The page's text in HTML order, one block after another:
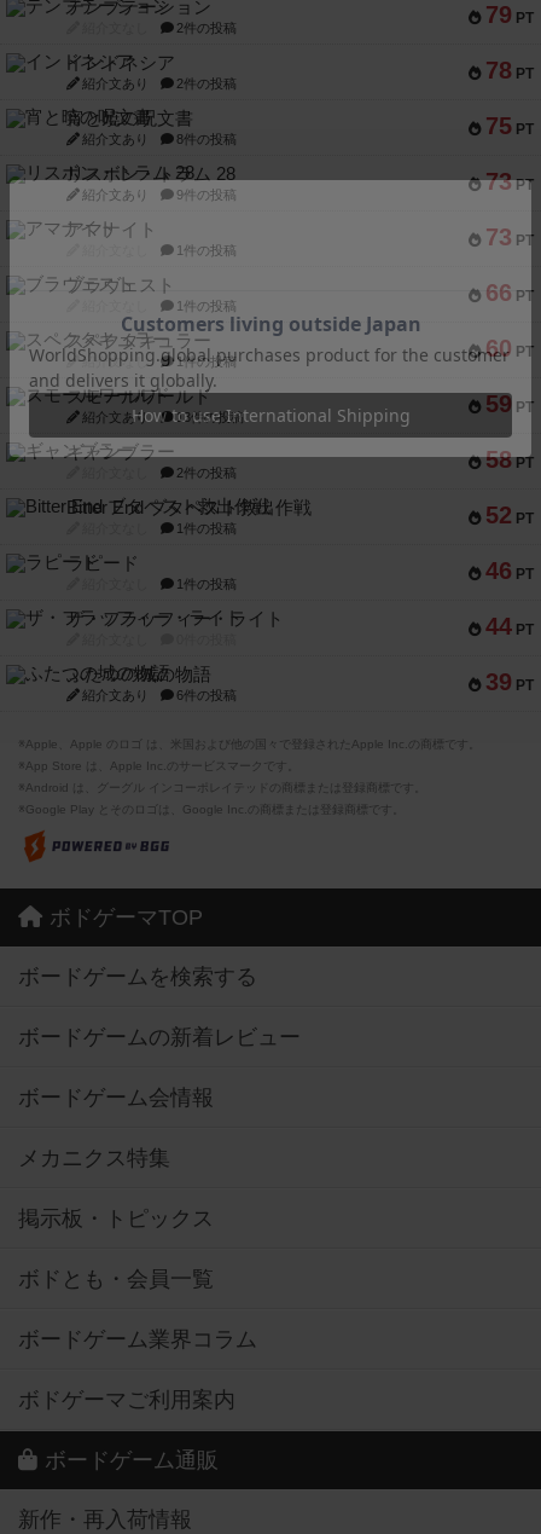
79 PT
テンプテーション
2件の投稿
78 PT
インドネシア
紹介文あり 2件の投稿
75 PT
宵と暁の呪文書
紹介文あり 8件の投稿
73 PT
リスボン・トラム 28
紹介文あり 9件の投稿
73 PT
アマナイト
1件の投稿
66 PT
ブラヴェスト
1件の投稿
60 PT
スペクタキュラー
紹介文なし 1件の投稿
59 PT
スモールワールド
紹介文あり 13件の投稿
58 PT
ギャンブラー
2件の投稿
52 PT
Bitter End ブタペスト救出作戦
1件の投稿
46 PT
ラピード
1件の投稿
44 PT
ザ・フラッフィー・ライト
39 PT
ふたつの城の物語
紹介文あり 6件の投稿
※Apple、Apple のロゴ は、米国および他の国々で登録されたApple Inc.の商標です。
※App Store は、Apple Inc.のサービスマークです。
※Android は、グーグル インコーポレイテッドの商標または登録商標です。
※Google Play とそのロゴは、Google Inc.の商標または登録商標です。
ボドゲーマTOP
ボードゲームを検索する
ボードゲームの新着レビュー
ボードゲーム会情報
メカニクス特集
掲示板・トピックス
ボドとも・会員一覧
ボードゲーム業界コラム
ボドゲーマご利用案内
ボードゲーム通販
新作・再入荷情報